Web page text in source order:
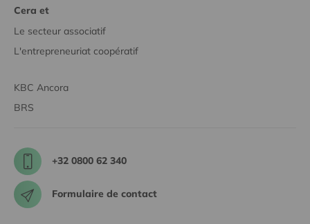
Cera et
Le secteur associatif
L'entrepreneuriat coopératif
KBC Ancora
BRS
+32 0800 62 340
Formulaire de contact